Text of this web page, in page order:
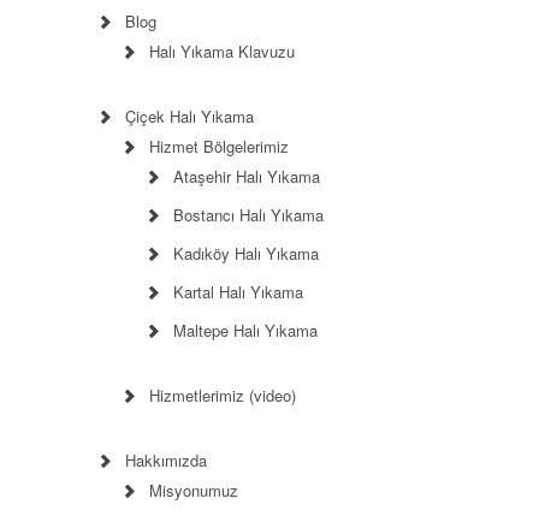
Blog
Halı Yıkama Klavuzu
Çiçek Halı Yıkama
Hizmet Bölgelerimiz
Ataşehir Halı Yıkama
Bostancı Halı Yıkama
Kadıköy Halı Yıkama
Kartal Halı Yıkama
Maltepe Halı Yıkama
Hizmetlerimiz (video)
Hakkımızda
Misyonumuz